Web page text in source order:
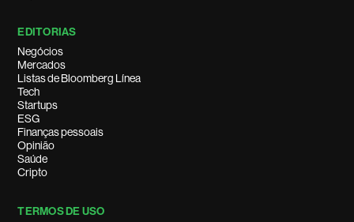
EDITORIAS
Negócios
Mercados
Listas de Bloomberg Línea
Tech
Startups
ESG
Finanças pessoais
Opinião
Saúde
Cripto
TERMOS DE USO